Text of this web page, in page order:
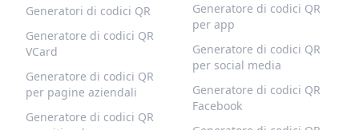
Generatori di codici QR
Generatore di codici QR
VCard
Generatore di codici QR
per pagine aziendali
Generatore di codici QR
Generatore di codici QR
per app
Generatore di codici QR
per social media
Generatore di codici QR
Facebook